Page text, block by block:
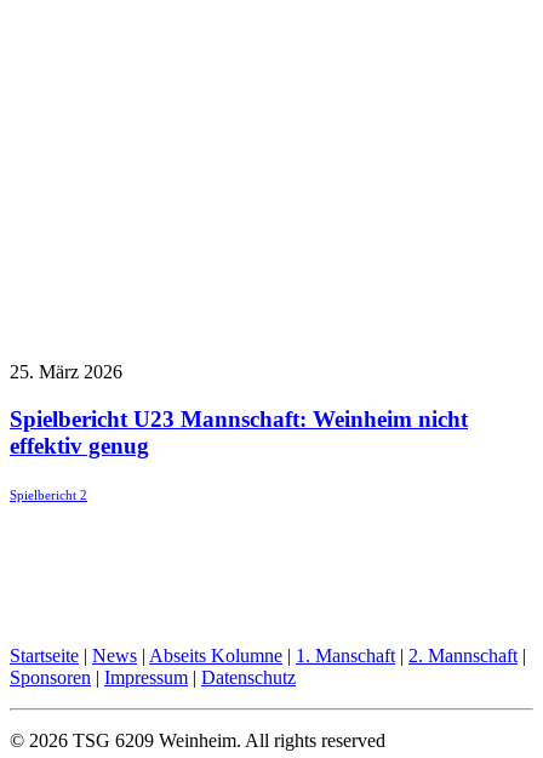
25. März 2026
Spielbericht U23 Mannschaft: Weinheim nicht
effektiv genug
Spielbericht 2
Startseite | News | Abseits Kolumne | 1. Manschaft | 2. Mannschaft |
Sponsoren | Impressum | Datenschutz
© 2026 TSG 6209 Weinheim. All rights reserved